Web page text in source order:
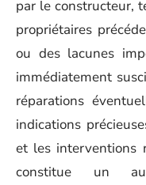
par le constructeur,
propriétaires
ou des lacunes
immédiatement
réparations
indications
et les interventions
constitue un